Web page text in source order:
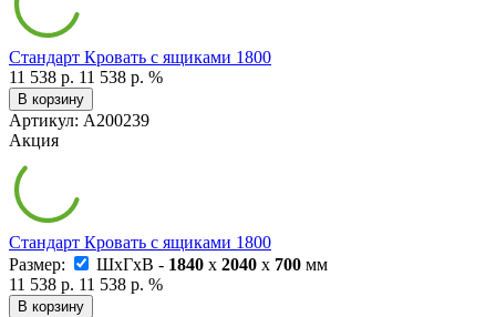
Стандарт Кровать с ящиками 1800
11 538 р. 11 538 р. %
В корзину
Артикул: А200239
Акция
Стандарт Кровать с ящиками 1800
Размер:
ШxГxВ - 1840 x 2040 x 700 мм
11 538 р. 11 538 р. %
В корзину